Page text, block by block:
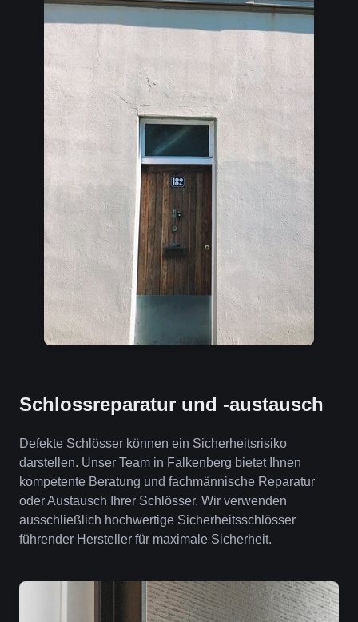
Schlossreparatur und -austausch
Defekte Schlösser können ein Sicherheitsrisiko
darstellen. Unser Team in Falkenberg bietet Ihnen
kompetente Beratung und fachmännische Reparatur
oder Austausch Ihrer Schlösser. Wir verwenden
ausschließlich hochwertige Sicherheitsschlösser
führender Hersteller für maximale Sicherheit.